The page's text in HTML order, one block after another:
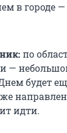
в городе —
по
—
будет
же
идти.